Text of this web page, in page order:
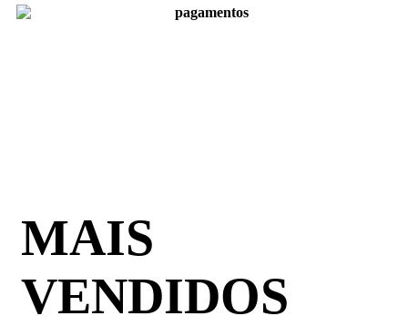
MAIS
VENDIDOS